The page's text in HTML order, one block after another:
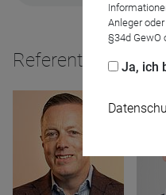
Referenten
Anleger
§34d GewO
Ja, ich